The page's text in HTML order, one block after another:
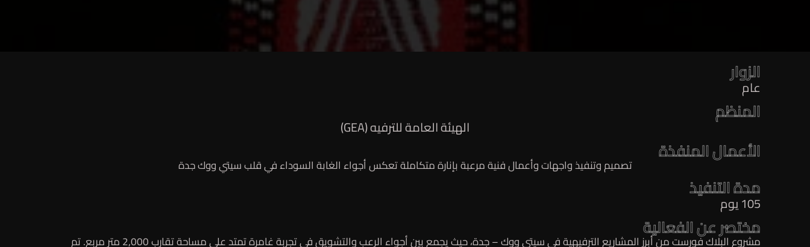
الزوار
عام
المنظم
الهيئة العامة للترفيه (GEA)
الأعمال المنفذة
تصميم وتنفيذ واجهات وأعمال فنية مرعبة بإنارة متكاملة تعكس أجواء الغابة السوداء في قلب سيتي ووك جدة
مدة التنفيذ
105 يوم
مختصر عن الفعالية
مشروع البلاك فورست من أبرز المشاريع الترفيهية في سيتي ووك – جدة، حيث يجمع بين أجواء الرعب والتشويق في تجربة غامرة تمتد على مساحة تقارب 2,000 متر مربع. تم